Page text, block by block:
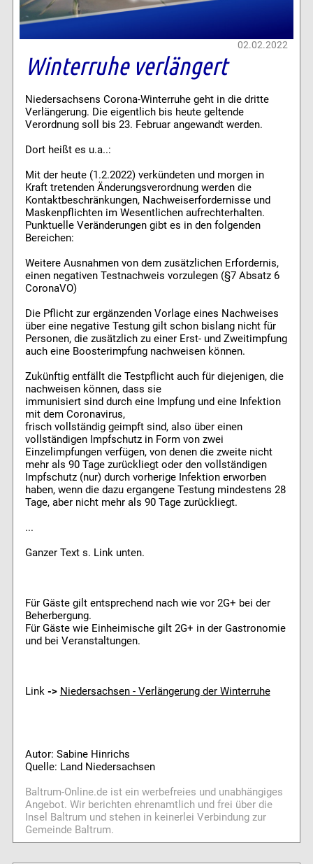
02.02.2022
Winterruhe verlängert
Niedersachsens Corona-Winterruhe geht in die dritte
Verlängerung. Die eigentlich bis heute geltende
Verordnung soll bis 23. Februar angewandt werden.
Dort heißt es u.a..:
Mit der heute (1.2.2022) verkündeten und morgen in
Kraft tretenden Änderungsverordnung werden die
Kontaktbeschränkungen, Nachweiserfordernisse und
Maskenpflichten im Wesentlichen aufrechterhalten.
Punktuelle Veränderungen gibt es in den folgenden
Bereichen:
Weitere Ausnahmen von dem zusätzlichen Erfordernis,
einen negativen Testnachweis vorzulegen (§7 Absatz 6
CoronaVO)
Die Pflicht zur ergänzenden Vorlage eines Nachweises
über eine negative Testung gilt schon bislang nicht für
Personen, die zusätzlich zu einer Erst- und Zweitimpfung
auch eine Boosterimpfung nachweisen können.
Zukünftig entfällt die Testpflicht auch für diejenigen, die
nachweisen können, dass sie
immunisiert sind durch eine Impfung und eine Infektion
mit dem Coronavirus,
frisch vollständig geimpft sind, also über einen
vollständigen Impfschutz in Form von zwei
Einzelimpfungen verfügen, von denen die zweite nicht
mehr als 90 Tage zurückliegt oder den vollständigen
Impfschutz (nur) durch vorherige Infektion erworben
haben, wenn die dazu ergangene Testung mindestens 28
Tage, aber nicht mehr als 90 Tage zurückliegt.
...
Ganzer Text s. Link unten.
Für Gäste gilt entsprechend nach wie vor 2G+ bei der
Beherbergung.
Für Gäste wie Einheimische gilt 2G+ in der Gastronomie
und bei Veranstaltungen.
Link -> Niedersachsen - Verlängerung der Winterruhe
Autor: Sabine Hinrichs
Quelle: Land Niedersachsen
Baltrum-Online.de ist ein werbefreies und unabhängiges
Angebot. Wir berichten ehrenamtlich und frei über die
Insel Baltrum und stehen in keinerlei Verbindung zur
Gemeinde Baltrum.